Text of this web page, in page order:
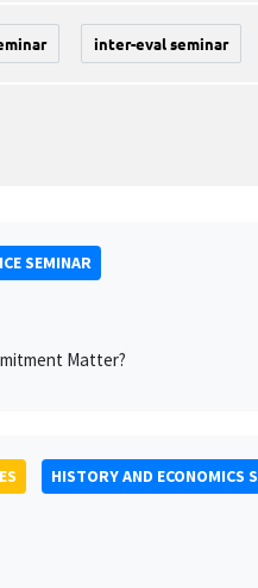
inter-eval seminar
SEMINAR
Matter?
HISTORY AND ECONOMICS